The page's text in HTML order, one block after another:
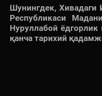
Шунингдек, Хивадаги
Республикаси
Нуруллабой
қанча тарихий